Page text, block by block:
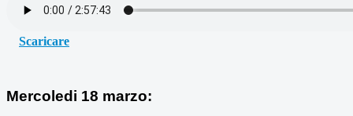
Scaricare
Mercoledi 18 marzo: